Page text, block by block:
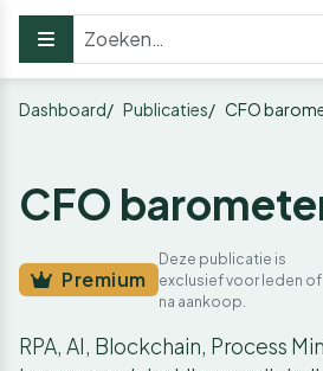
Dashboard Publicaties CFO
CFO
Premium
Deze publicatie is
exclusief voor leden of
na aankoop.
RPA, AI, Blockchain, Process